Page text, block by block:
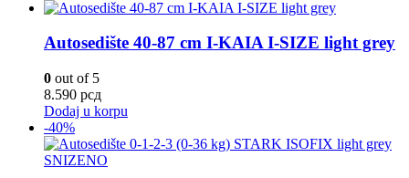
Autosedište 40-87 cm I-KAIA I-SIZE light grey
0 out of 5
8.590 рсд
Dodaj u korpu
-40%
SNIZENO